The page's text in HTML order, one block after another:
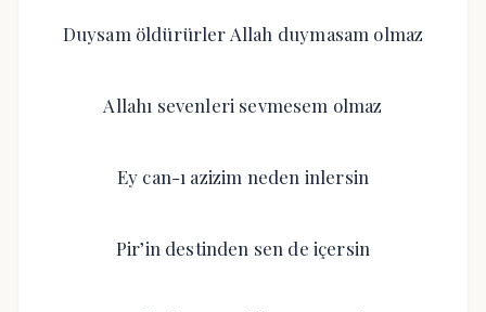
Duysam öldürürler Allah duymasam olmaz
Allahı sevenleri sevmesem olmaz
Ey can-ı azizim neden inlersin
Pir’in destinden sen de içersin